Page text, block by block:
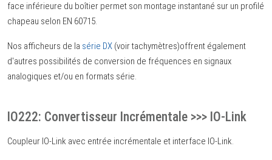
face inférieure du boîtier permet son montage instantané sur un profilé
chapeau selon EN 60715.
Nos afficheurs de la série DX (voir tachymètres)offrent également
d'autres possibilités de conversion de fréquences en signaux
analogiques et/ou en formats série.
IO222: Convertisseur Incrémentale >>> IO-Link
Coupleur IO-Link avec entrée incrémentale et interface IO-Link.